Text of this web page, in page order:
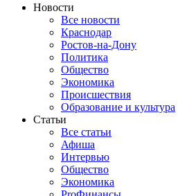
Новости
Все новости
Краснодар
Ростов-на-Дону
Политика
Общество
Экономика
Происшествия
Образование и культура
Статьи
Все статьи
Афиша
Интервью
Общество
Экономика